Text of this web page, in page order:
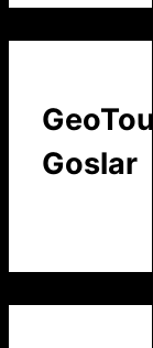
GeoTour
Goslar